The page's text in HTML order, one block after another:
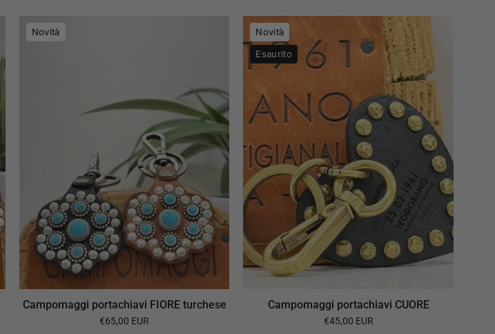
Novità
Campomaggi portachiavi FIORE turchese
€65,00 EUR
Campomaggi
portachiavi
CUORE
Novità
Esaurito
Campomaggi portachiavi CUORE
€45,00 EUR